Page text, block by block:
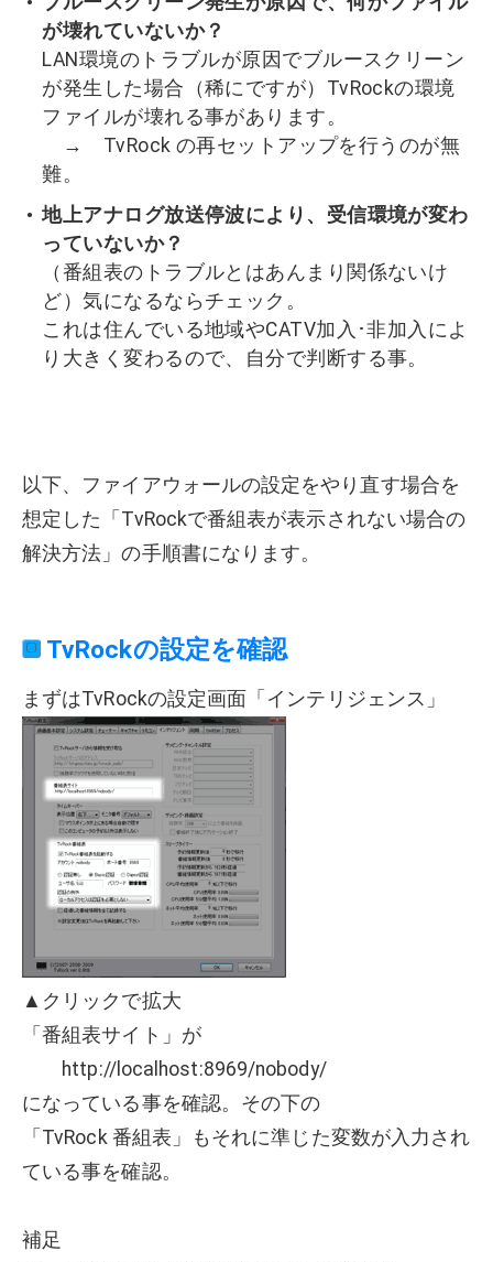
が壊れていないか？
LAN環境のトラブルが原因でブルースクリーン
が発生した場合（稀にですが）TvRockの環境
ファイルが壊れる事があります。
→ TvRock の再セットアップを行うのが無
難。
地上アナログ放送停波により、受信環境が変わ
っていないか？
（番組表のトラブルとはあんまり関係ないけ
ど）気になるならチェック。
これは住んでいる地域やCATV加入･非加入によ
り大きく変わるので、自分で判断する事。
以下、ファイアウォールの設定をやり直す場合を
想定した「TvRockで番組表が表示されない場合の
解決方法」の手順書になります。
TvRockの設定を確認
まずはTvRockの設定画面「インテリジェンス」
▲クリックで拡大
「番組表サイト」が
http://localhost:8969/nobody/
になっている事を確認。その下の
「TvRock 番組表」もそれに準じた変数が入力され
ている事を確認。
補足